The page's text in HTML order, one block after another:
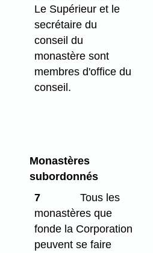
Le Supérieur et le
secrétaire du
conseil du
monastère sont
membres d'office du
conseil.
Monastères
subordonnés
7
Tous les
monastères que
fonde la Corporation
peuvent se faire